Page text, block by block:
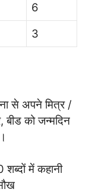
6
3
से अपने मित्र /
बीड को जन्मदिन
में कहानी